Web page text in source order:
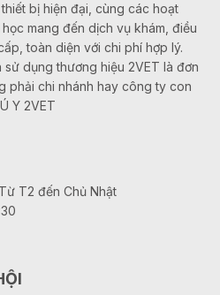
bị hiện đại, cùng các hoạt
mang đến dịch vụ khám, điều
toàn diện với chi phí hợp lý.
dụng thương hiệu 2VET là đơn
phải chi nhánh hay công ty con
Y 2VET
T2 đến Chủ Nhật